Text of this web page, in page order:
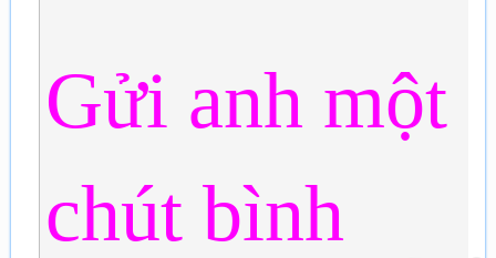
Gửi anh một
chút bình